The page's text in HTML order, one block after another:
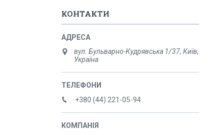
КОНТАКТИ
вул. Бульварно-Кудрявська 1/37, Київ,
Україна
+380 (44) 221-05-94